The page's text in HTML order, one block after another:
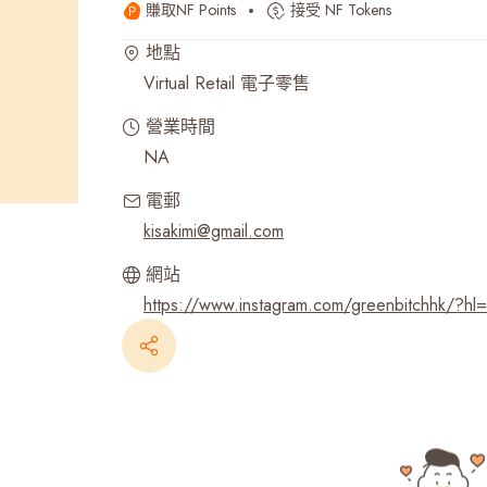
最近搜尋紀錄
賺取NF Points 接受 NF Tokens
地點
Virtual Retail 電子零售
營業時間
NA
電郵
kisakimi@gmail.com
網站
https://www.instagram.com/greenbitchhk/